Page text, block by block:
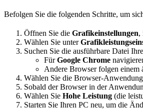
Befolgen Sie die folgenden Schritte, um
Öffnen Sie die Grafikeinstellungen,
Wählen Sie unter
Suchen Sie die ausführbare Datei
FürGoogle Chrome
Andere Browser folgen einem
Wählen Sie die Browser-
Sobald der Browser in der
Wählen Sie Hohe Leistung (die
Starten Sie Ihren PC neu, um die